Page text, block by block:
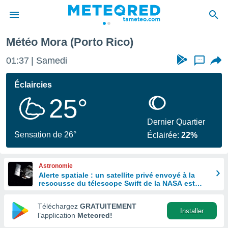
de
Météo Mora (Porto Rico)
01:37 Samedi ...
Éclaircies
25°
Sensation de 26°
Dernier Quartier
Éclairée:22%
Astronomie
Alerte spatiale : un satellite privé envoyé à la
rescousse du télescope Swift de la NASA est
Téléchargez GRATUITEMENT
l’application Meteored!
Installer